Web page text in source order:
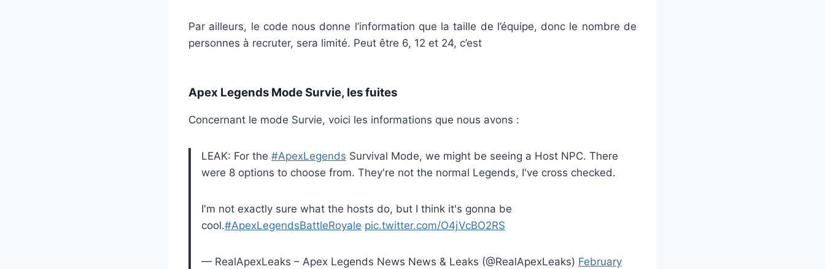
Par ailleurs, le code nous donne l’information que la taille de l’équipe, donc le nombre de
personnes à recruter, sera limité. Peut être 6, 12 et 24, c’est
Apex Legends Mode Survie, les fuites
Concernant le mode Survie, voici les informations que nous avons :
LEAK: For the #ApexLegends Survival Mode, we might be seeing a Host NPC. There
were 8 options to choose from. They're not the normal Legends, I've cross checked.
I'm not exactly sure what the hosts do, but I think it's gonna be
cool.#ApexLegendsBattleRoyale pic.twitter.com/O4jVcBO2RS
— RealApexLeaks – Apex Legends News News & Leaks (@RealApexLeaks) February